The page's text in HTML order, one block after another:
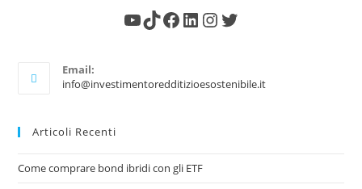
Email:
info@investimentoredditizioesostenibile.it
Articoli Recenti
Come comprare bond ibridi con gli ETF